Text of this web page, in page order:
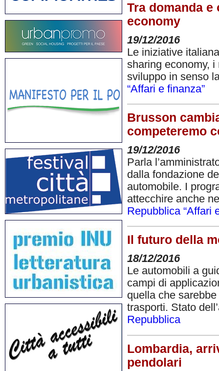
Tra domanda
economy
19/12/2016
Le iniziative
sharing economy,
sviluppo in senso
“Affari e finanza”
Brusson
competeremo
19/12/2016
Parla
dalla fondazione
automobile. I
attecchire anche
Repubblica “Affari
Il futuro della
18/12/2016
Le automobili a
campi di
quella che
trasporti. Stato
Repubblica
Lombardia,
pendolari